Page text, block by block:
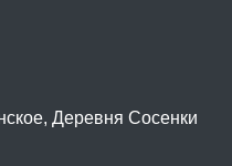
Деревня Сосенки